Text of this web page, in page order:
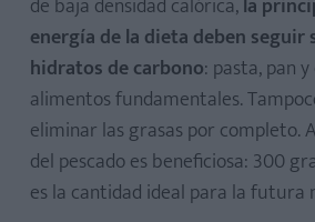
de baja densidad calórica,la
energía de la dieta deben seguir
hidratos de carbono: pasta, pan
alimentos fundamentales.
eliminar las grasas por completo.
del pescado es beneficiosa: 300
es la cantidad ideal para la futura